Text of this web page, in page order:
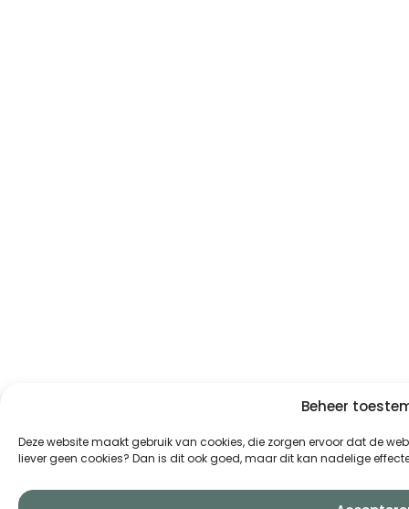
Beheer
Deze website maakt gebruik van cookies, die zorgen ervoor dat de
liever geen cookies? Dan is dit ook goed, maar dit kan nadelige